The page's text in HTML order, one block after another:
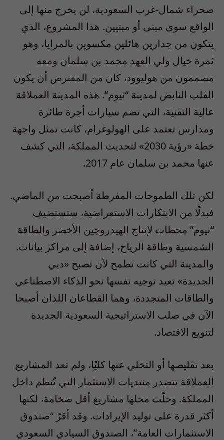
صحراء شمال-غرب السعودية، لن يخرج منها إلى
الواقع سوى مبنى أو مبنيين. هذا المشروع، الذي
يتكون من جدارين هائلين مكسوين بالمرايا، وهو
ثمرة خيال ولي العهد محمد بن سلمان ومعه
مصممون من هوليوود، كان من المفترض أن يكون
القلب النابض لمدينة “نيوم”. هذه المدينة العملاقة
عالية التقنية، التي تضم سيارات أجرة طائرة
ومدارس تعتمد على الهولوغرام، كانت تمثل واجهة
خطة «رؤية 2030» لتحديث المملكة، التي كشف
عنها محمد بن سلمان عام 2017.
لكن تلك الطموحات المفرطة أصبحت من الماضي.
فبدلًا من الابتكارات الاستعراضية، ستستضيف
“نيوم” محطات لإنتاج الهيدروجين الأخضر والطاقة
الشمسية وطاقة الرياح، إضافة إلى مراكز بيانات.
والمدينة التي كانت تطمح لأن تصبح «دبي
الجديدة» تعيد توجيه نفسها نحو الذكاء الاصطناعي
والطاقات المتجددة، وهما القطاعان اللذان أصبحا
الآن في صلب الاستراتيجية السعودية الجديدة
لتنويع الاقتصاد.
بعد تقليصها أو التخلي عنها كليًا، ولم تعد المشاريع
العملاقة تتصدر منتديات الاستثمار التي تُنظم داخل
المملكة. وحلّت محلها مشاريع أقل ضخامة، لكنها
أكثر قدرة على توليد الإيرادات. وقد أقرّ “صندوق
الاستثمارات العامة”، الصندوق السيادي السعودي